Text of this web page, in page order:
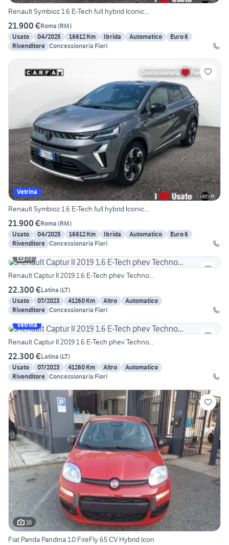
Renault Symbioz 1.6 E-Tech full hybrid Iconic...
21.900 €Roma (RM)
Usato
04/2025 16612 Km Ibrida Automatico
Euro 6
Rivenditore Concessionaria Fiori
Vetrina
Renault Symbioz 1.6 E-Tech full hybrid Iconic...
21.900 €Roma (RM)
Usato
04/2025 16612 Km Ibrida Automatico
Euro 6
Rivenditore Concessionaria Fiori
23
Renault Captur II 2019 1.6 E-Tech phev Techno...
22.300 €Latina (LT)
Usato
07/2023 41260 Km Altro
Automatico
Rivenditore Concessionaria Fiori
Vetrina
Renault Captur II 2019 1.6 E-Tech phev Techno...
22.300 €Latina (LT)
Usato
07/2023 41260 Km Altro
Automatico
Rivenditore Concessionaria Fiori
16
Fiat Panda Pandina 1.0 FireFly 65 CV Hybrid Icon